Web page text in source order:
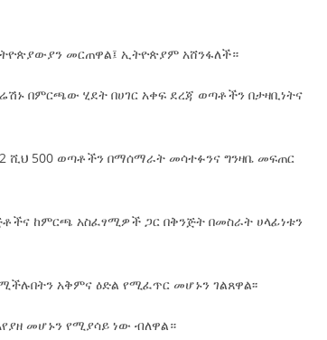
መርጠዋል፤ ኢትዮጵያም አሸንፋለች።
በምርጫው ሂደት በሀገር አቀፍ ደረጃ ወጣቶችን በታዛቢነትና
2 ሺህ 500 ወጣቶችን በማሰማራት መሳተፉንና ግንዛቤ መፍጠር
ከምርጫ አስፈፃሚዎች ጋር በቅንጅት በመስራት ሀላፊነቱን
አቅምና ዕድል የሚፈጥር መሆኑን ገልጸዋል፡፡
መሆኑን የሚያሳይ ነው ብለዋል።